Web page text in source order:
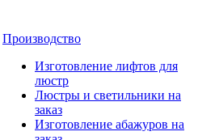
Производство
Изготовление лифтов для
люстр
Люстры и светильники на
заказ
Изготовление абажуров на